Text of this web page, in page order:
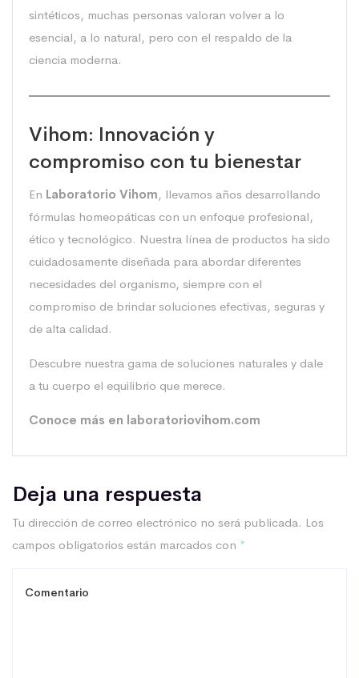
sintéticos, muchas personas valoran volver a lo
esencial, a lo natural, pero con el respaldo de la
ciencia moderna.
Vihom: Innovación y
compromiso con tu bienestar
En Laboratorio Vihom, llevamos años desarrollando
fórmulas homeopáticas con un enfoque profesional,
ético y tecnológico. Nuestra línea de productos ha sido
cuidadosamente diseñada para abordar diferentes
necesidades del organismo, siempre con el
compromiso de brindar soluciones efectivas, seguras y
de alta calidad.
Descubre nuestra gama de soluciones naturales y dale
a tu cuerpo el equilibrio que merece.
Conoce más en laboratoriovihom.com
Deja una respuesta
Tu dirección de correo electrónico no será publicada. Los
campos obligatorios están marcados con *